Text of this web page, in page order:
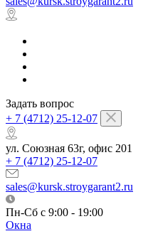
Задать вопрос
+ 7 (4712) 25-12-07
ул. Союзная 63г, офис 201
+ 7 (4712) 25-12-07
sales@kursk.stroygarant2.ru
Пн-Сб с 9:00 - 19:00
Окна